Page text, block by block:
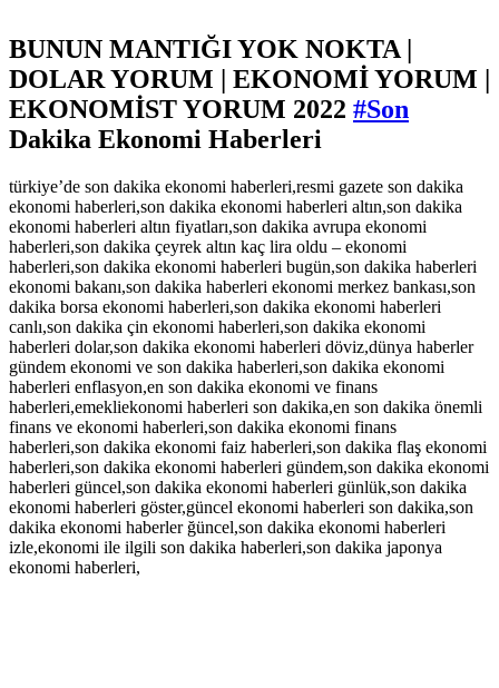
BUNUN MANTIĞI YOK NOKTA |
DOLAR YORUM | EKONOMİ YORUM |
EKONOMİST YORUM 2022 #Son
Dakika Ekonomi Haberleri
türkiye’de son dakika ekonomi haberleri,resmi gazete son dakika
ekonomi haberleri,son dakika ekonomi haberleri altın,son dakika
ekonomi haberleri altın fiyatları,son dakika avrupa ekonomi
haberleri,son dakika çeyrek altın kaç lira oldu – ekonomi
haberleri,son dakika ekonomi haberleri bugün,son dakika haberleri
ekonomi bakanı,son dakika haberleri ekonomi merkez bankası,son
dakika borsa ekonomi haberleri,son dakika ekonomi haberleri
canlı,son dakika çin ekonomi haberleri,son dakika ekonomi
haberleri dolar,son dakika ekonomi haberleri döviz,dünya haberler
gündem ekonomi ve son dakika haberleri,son dakika ekonomi
haberleri enflasyon,en son dakika ekonomi ve finans
haberleri,emekliekonomi haberleri son dakika,en son dakika önemli
finans ve ekonomi haberleri,son dakika ekonomi finans
haberleri,son dakika ekonomi faiz haberleri,son dakika flaş ekonomi
haberleri,son dakika ekonomi haberleri gündem,son dakika ekonomi
haberleri güncel,son dakika ekonomi haberleri günlük,son dakika
ekonomi haberleri göster,güncel ekonomi haberleri son dakika,son
dakika ekonomi haberler ğüncel,son dakika ekonomi haberleri
izle,ekonomi ile ilgili son dakika haberleri,son dakika japonya
ekonomi haberleri,